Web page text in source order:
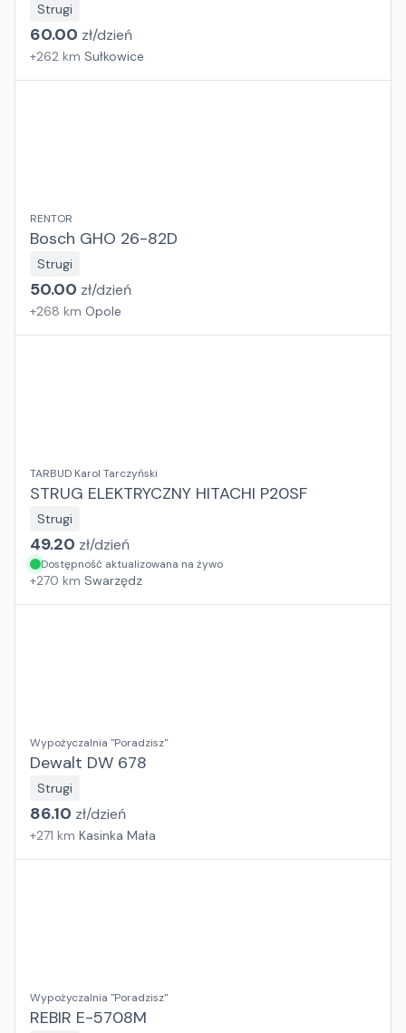
Strugi
60.00 zł/dzień
+262 km Sułkowice
RENTOR
Bosch GHO 26-82D
Strugi
50.00 zł/dzień
+268 km Opole
TARBUD Karol Tarczyński
STRUG ELEKTRYCZNY HITACHI P20SF
Strugi
49.20 zł/dzień
Dostępność aktualizowana na żywo
+270 km Swarzędz
Wypożyczalnia "Poradzisz"
Dewalt DW 678
Strugi
86.10 zł/dzień
+271 km Kasinka Mała
Wypożyczalnia "Poradzisz"
REBIR E-5708M